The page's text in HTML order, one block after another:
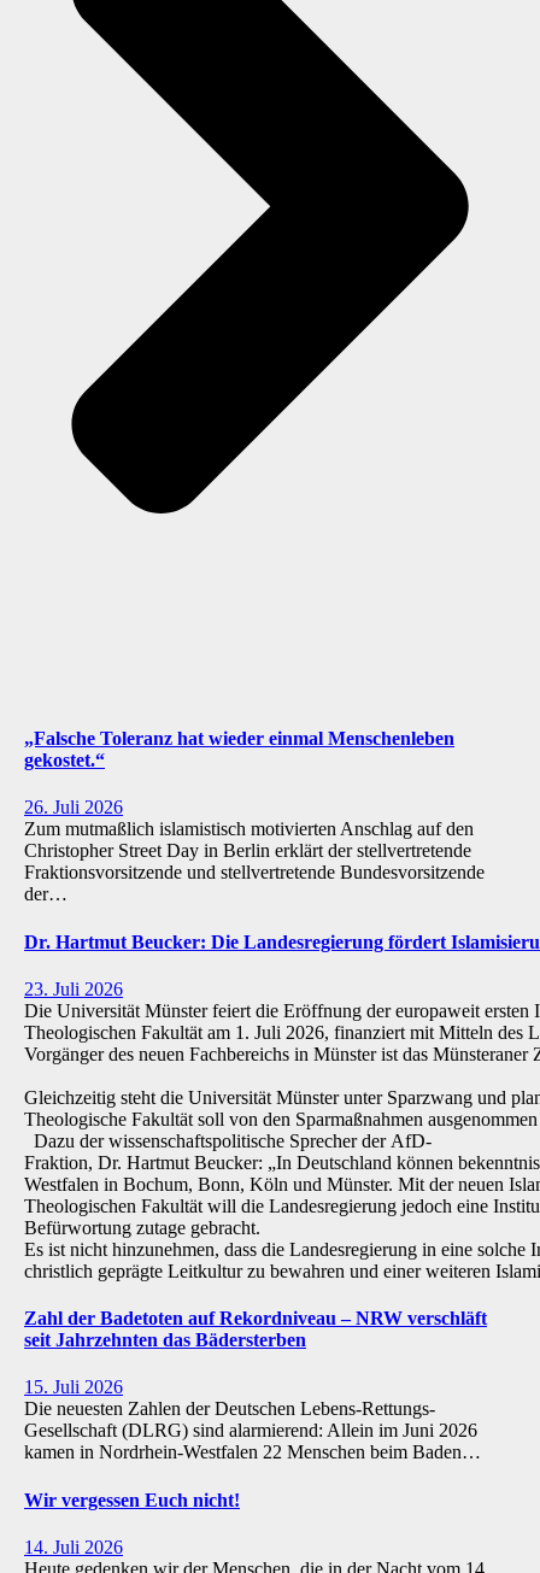
„Falsche Toleranz hat wieder einmal Menschenleben
gekostet.“
26. Juli 2026
Zum mutmaßlich islamistisch motivierten Anschlag auf den
Christopher Street Day in Berlin erklärt der stellvertretende
Fraktionsvorsitzende und stellvertretende Bundesvorsitzende
der…
Dr. Hartmut Beucker: Die Landesregierung fördert
23. Juli 2026
Die Universität Münster feiert die Eröffnung der europaweit ersten
Theologischen Fakultät am 1. Juli 2026, finanziert mit Mitteln des
Vorgänger des neuen Fachbereichs in Münster ist das
Gleichzeitig steht die Universität Münster unter Sparzwang und
Theologische Fakultät soll von den Sparmaßnahmen
Dazu der wissenschaftspolitische Sprecher der AfD-
Fraktion, Dr. Hartmut Beucker: „In Deutschland können
Westfalen in Bochum, Bonn, Köln und Münster. Mit der neuen
Theologischen Fakultät will die Landesregierung jedoch eine
Befürwortung zutage gebracht.
Es ist nicht hinzunehmen, dass die Landesregierung in eine
christlich geprägte Leitkultur zu bewahren und einer weiteren
Zahl der Badetoten auf Rekordniveau – NRW verschläft
seit Jahrzehnten das Bädersterben
15. Juli 2026
Die neuesten Zahlen der Deutschen Lebens-Rettungs-
Gesellschaft (DLRG) sind alarmierend: Allein im Juni 2026
kamen in Nordrhein-Westfalen 22 Menschen beim Baden…
Wir vergessen Euch nicht!
14. Juli 2026
Heute gedenken wir der Menschen, die in der Nacht vom 14.